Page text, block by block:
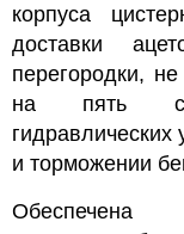
корпуса
доставки
перегородки,
на пять
и торможении
Обеспечена